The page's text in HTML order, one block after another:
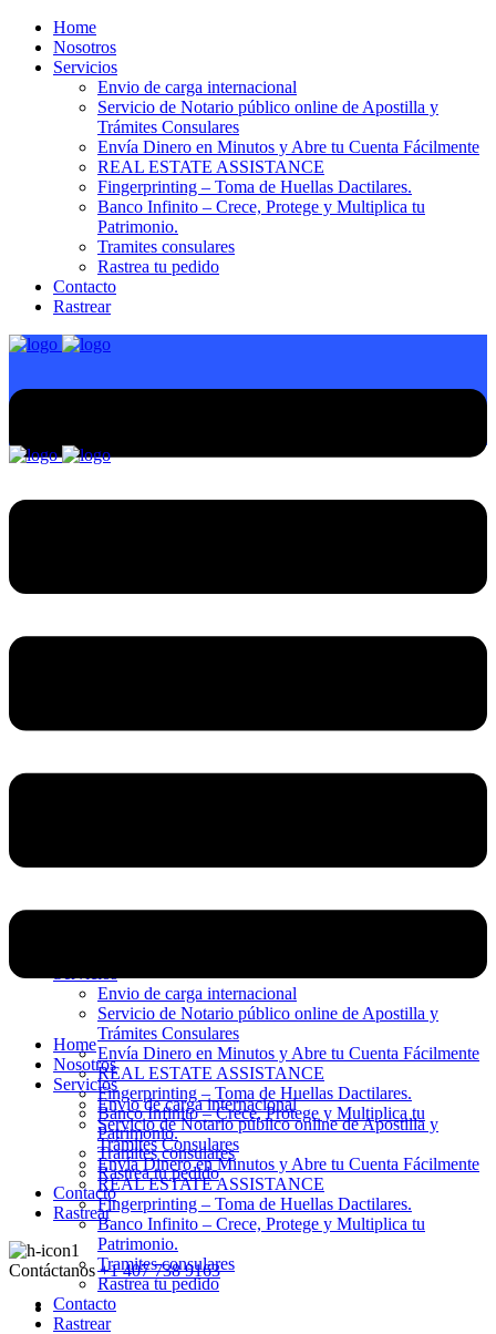
Home
Nosotros
Servicios
Envio de carga internacional
Servicio de Notario público online de Apostilla y
Trámites Consulares
Envía Dinero en Minutos y Abre tu Cuenta Fácilmente
REAL ESTATE ASSISTANCE
Fingerprinting – Toma de Huellas Dactilares.
Banco Infinito – Crece, Protege y Multiplica tu
Patrimonio.
Tramites consulares
Rastrea tu pedido
Contacto
Rastrear
Envio de carga internacional
Servicio de Notario público online de Apostilla y
Trámites Consulares
Envía Dinero en Minutos y Abre tu Cuenta Fácilmente
REAL ESTATE ASSISTANCE
Fingerprinting – Toma de Huellas Dactilares.
Banco Infinito – Crece, Protege y Multiplica tu
Patrimonio.
Tramites consulares
Rastrea tu pedido
Contacto
Rastrear
Contáctanos +1 407 738 9163
Home
Nosotros
Servicios
Envio de carga internacional
Servicio de Notario público online de Apostilla y
Trámites Consulares
Envía Dinero en Minutos y Abre tu Cuenta Fácilmente
REAL ESTATE ASSISTANCE
Fingerprinting – Toma de Huellas Dactilares.
Banco Infinito – Crece, Protege y Multiplica tu
Patrimonio.
Tramites consulares
Rastrea tu pedido
Contacto
Rastrear